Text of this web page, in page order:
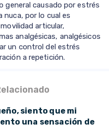
general causado por estrés
nuca, por lo cual es
articular,
analgésicas, analgésicos
un control del estrés
a repetición.
siento que mi
una sensación de